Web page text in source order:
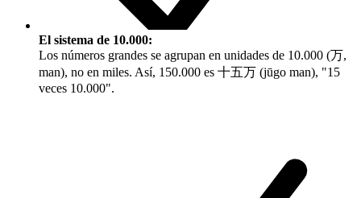
El sistema de 10.000:
Los números grandes se agrupan en unidades de 10.000 (万,
man), no en miles. Así, 150.000 es 十五万 (jūgo man), "15
veces 10.000".